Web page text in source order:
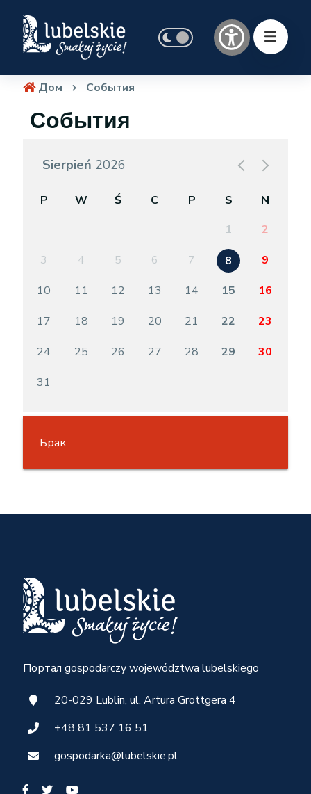
Дом События
События
Sierpień 2026
P W Ś C P S
N
1
2
3
4 5 6 7 8
9
10
11 12 13 14 15
16
17
18 19 20 21 22
23
24
25 26 27 28 29
30
31
Брак
Портал gospodarczy województwa lubelskiego
20-029 Lublin, ul. Artura Grottgera 4
+48 81 537 16 51
gospodarka@lubelskie.pl